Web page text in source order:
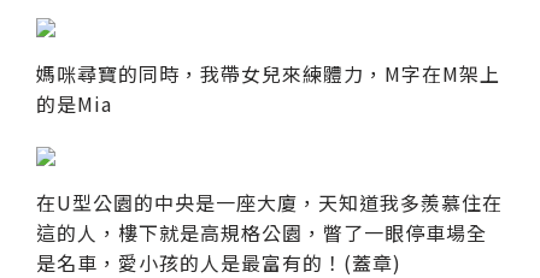
媽咪尋寶的同時，我帶女兒來練體力，M字在M架上
的是Mia
在U型公園的中央是一座大廈，天知道我多羨慕住在
這的人，樓下就是高規格公園，瞥了一眼停車場全
是名車，愛小孩的人是最富有的！(蓋章)